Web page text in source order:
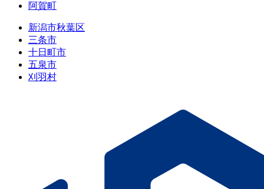
阿賀町
新潟市秋葉区
三条市
十日町市
五泉市
刈羽村